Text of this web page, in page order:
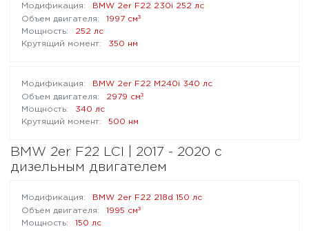
BMW 2er F22 230i 252 лс
1997 см³
252 лс
350 нм
BMW 2er F22 M240i 340 лс
2979 см³
340 лс
500 нм
BMW 2er F22 LCI | 2017 - 2020 с
дизельным двигателем
BMW 2er F22 218d 150 лс
1995 см³
150 лс